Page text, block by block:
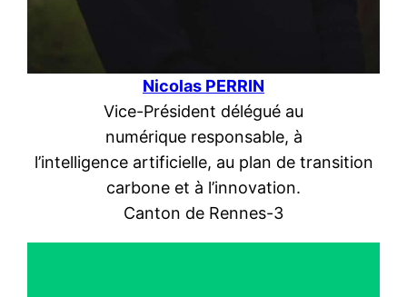
Nicolas PERRIN
Vice-Président délégué au
numérique responsable, à
l’intelligence artificielle, au plan de transition
carbone et à l’innovation.
Canton de Rennes-3